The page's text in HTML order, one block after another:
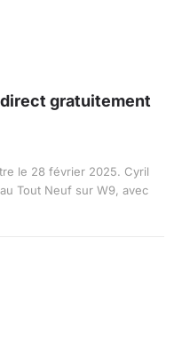
gratuitement
le 28 février 2025. Cyril
Tout Neuf sur W9, avec